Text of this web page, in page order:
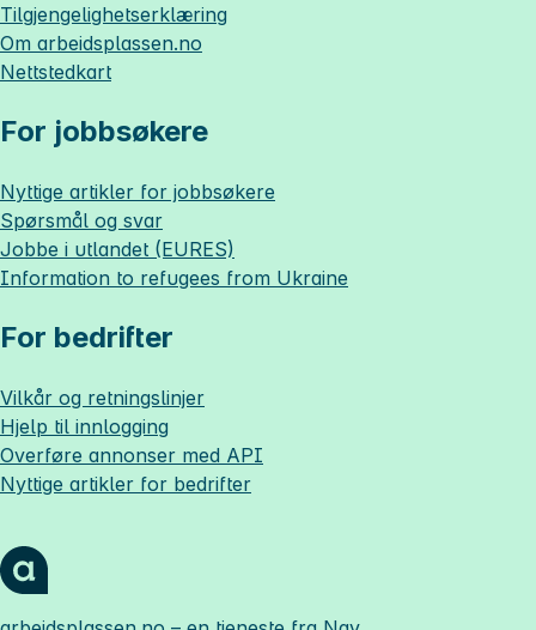
Tilgjengelighetserklæring
Om arbeidsplassen.no
Nettstedkart
For jobbsøkere
Nyttige artikler for jobbsøkere
Spørsmål og svar
Jobbe i utlandet (EURES)
Information to refugees from Ukraine
For bedrifter
Vilkår og retningslinjer
Hjelp til innlogging
Overføre annonser med API
Nyttige artikler for bedrifter